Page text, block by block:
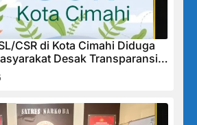
CSR di Kota Cimahi Diduga
Desak Transparansi
Sistem